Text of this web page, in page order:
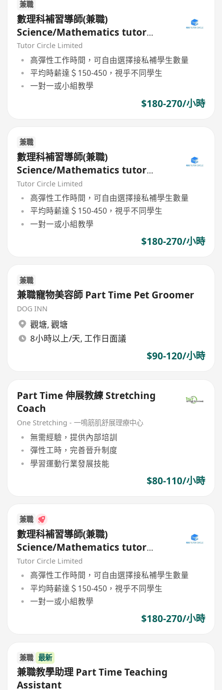
兼職
數理科補習導師(兼職)
Science/Mathematics tutor
(Part Time)
Tutor Circle Limited
高彈性工作時間，可自由選擇接私補學生數量
平均時薪達＄150-450，視乎不同學生
一對一或小組教學
$180-270/小時
兼職
數理科補習導師(兼職)
Science/Mathematics tutor
(Part Time)
Tutor Circle Limited
高彈性工作時間，可自由選擇接私補學生數量
平均時薪達＄150-450，視乎不同學生
一對一或小組教學
$180-270/小時
兼職
兼職寵物美容師 Part Time Pet Groomer
DOG INN
觀塘, 觀塘
8小時以上/天, 工作日面議
$90-120/小時
Part Time 伸展教練 Stretching
Coach
One Stretching - 一鳴筋肌舒展理療中心
無需經驗，提供內部培訓
彈性工時，完善晉升制度
學習運動行業發展技能
$80-110/小時
兼職
數理科補習導師(兼職)
Science/Mathematics tutor
(Part Time)
Tutor Circle Limited
高彈性工作時間，可自由選擇接私補學生數量
平均時薪達＄150-450，視乎不同學生
一對一或小組教學
$180-270/小時
兼職 最新
兼職教學助理 Part Time Teaching
Assistant